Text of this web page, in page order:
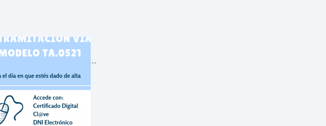
son los billetes de mayor…